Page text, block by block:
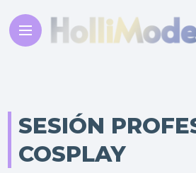
SESIÓN
COSPLAY